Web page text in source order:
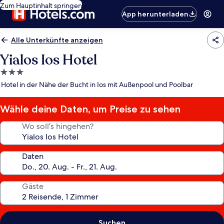
Zum Hauptinhalt springen
App herunterladen
Alle Unterkünfte anzeigen
Yialos Ios Hotel
3.0-
Sterne-
Hotel in der Nähe der Bucht in Ios mit Außenpool und Poolbar
Wähle deine Daten, um Preise zu sehen
Wo soll’s hingehen?
Daten
Gäste